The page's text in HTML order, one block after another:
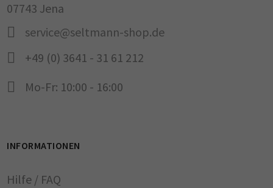
07743 Jena
service@seltmann-shop.de
+49 (0) 3641 - 31 61 212
Mo-Fr: 10:00 - 16:00
INFORMATIONEN
Hilfe / FAQ